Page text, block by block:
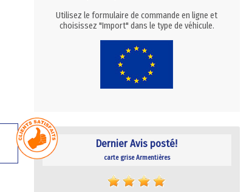
Utilisez le formulaire de commande en ligne et
choisissez "Import" dans le type de véhicule.
Dernier Avis posté!
carte grise Armentières